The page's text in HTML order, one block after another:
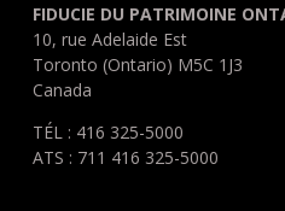
FIDUCIE DU PATRIMOINE
10, rue Adelaide Est
Toronto (Ontario) M5C 1J3
Canada
TÉL : 416 325-5000
ATS : 711 416 325-5000